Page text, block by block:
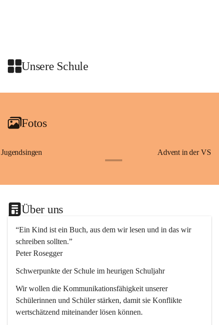
Geschichte der Steiermark verbunden sind.
Unsere Schule
+2
Fotos
Jugendsingen Advent in der VS
Über uns
“Ein Kind ist ein Buch, aus dem wir lesen und in das wir
schreiben sollten.”
Peter Rosegger
Schwerpunkte der Schule im heurigen Schuljahr
Wir wollen die Kommunikationsfähigkeit unserer
Schülerinnen und Schüler stärken, damit sie Konflikte
wertschätzend miteinander lösen können.